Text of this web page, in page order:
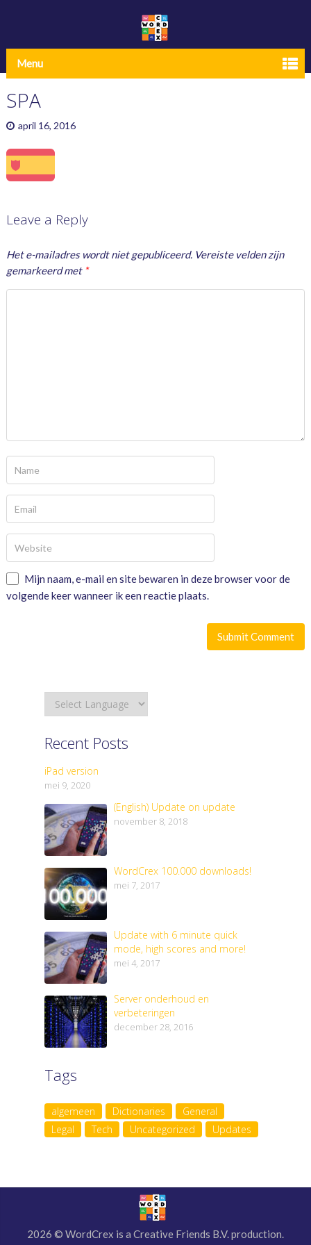
Menu
SPA
april 16, 2016
Leave a Reply
Het e-mailadres wordt niet gepubliceerd.Vereiste velden zijn
gemarkeerd met *
Mijn naam, e-mail en site bewaren in deze browser voor de
volgende keer wanneer ik een reactie plaats.
Recent Posts
iPad version
mei 9, 2020
(English) Update on update
november 8, 2018
WordCrex 100.000 downloads!
mei 7, 2017
Update with 6 minute quick
mode, high scores and more!
mei 4, 2017
Server onderhoud en
verbeteringen
december 28, 2016
Tags
algemeen Dictionaries
General
Legal
Tech Uncategorized Updates
2026 © WordCrex is a Creative Friends B.V. production.